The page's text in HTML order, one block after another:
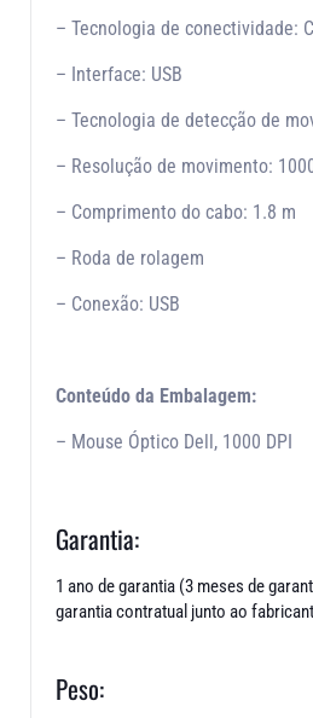
– Tecnologia de conectividade:
– Interface: USB
– Tecnologia de detecção de
– Resolução de movimento:
– Comprimento do cabo: 1.8 m
– Roda de rolagem
– Conexão: USB
Conteúdo da Embalagem:
– Mouse Óptico Dell, 1000 DPI
Garantia:
1 ano de garantia (3 meses de
garantia contratual junto ao
Peso: